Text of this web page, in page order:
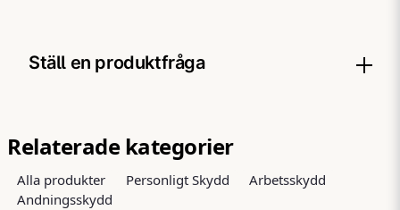
ventil, som effektivt leder bort värme och fukt och
gör andningen mer komfortabel. Den smarta
och bättre balans, samtidigt som du enkelt kan
anpassa skyddet efter olika typer av gaser, ångor
och partiklar. Den fyrpunktsjusterade
huvudställningen gör masken enkel att ta på och av,
Ställ en produktfråga
Relaterade kategorier
Alla produkter Personligt Skydd
Arbetsskydd
Andningsskydd